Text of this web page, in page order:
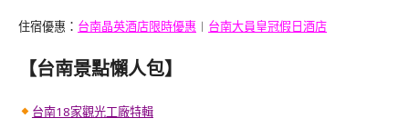
住宿優惠： 台南晶英酒店限時優惠 ︱ 台南大員皇冠假日酒店
【台南景點懶人包】
台南18家觀光工廠特輯